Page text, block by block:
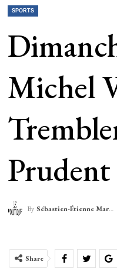
SPORTS
Michel
By Sébastien-Étienne Marechal
Share